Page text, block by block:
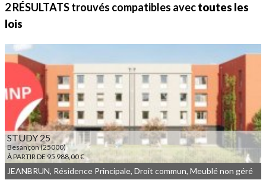
2 RÉSULTATStrouvés compatibles avectoutes les
lois
STUDY 25
Besançon (25000)
À PARTIR DE 95 988,00 €
JEANBRUN, Résidence Principale, Droit commun, Meublé non géré